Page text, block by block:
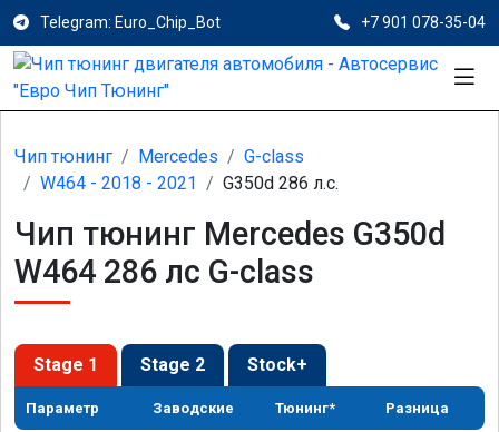
Telegram: Euro_Chip_Bot +7 901 078-35-04
Чип тюнинг Mercedes
G-class
W464 - 2018 - 2021
G350d 286 л.с.
Чип тюнинг Mercedes G350d
W464 286 лс G-class
Stage 1 Stage 2 Stock+
Параметр Заводские Тюнинг* Разница